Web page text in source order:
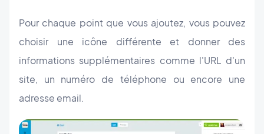
Pour chaque point que vous ajoutez, vous pouvez
choisir une icône différente et donner des
informations supplémentaires comme l'URL d'un
site, un numéro de téléphone ou encore une
adresse email.